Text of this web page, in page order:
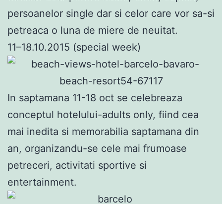
persoanelor single dar si celor care vor sa-si
petreaca o luna de miere de neuitat.
11–18.10.2015 (special week)
In saptamana 11-18 oct se celebreaza
conceptul hotelului-adults only, fiind cea
mai inedita si memorabilia saptamana din
an, organizandu-se cele mai frumoase
petreceri, activitati sportive si
entertainment.